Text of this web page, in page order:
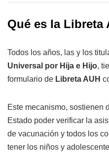
Qué es la Libreta
Todos los años, las y los
Universal por Hija e Hijo,
formulario de Libreta AUH
Este mecanismo, sostienen
Estado poder verificar la
de vacunación y todos los
tener los niños y